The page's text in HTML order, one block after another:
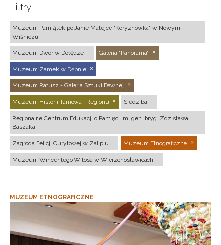
Filtry:
Muzeum Pamiątek po Janie Matejce "Koryznówka" w Nowym
Wiśniczu
Muzeum Dwór w Dołędze Galeria "Panorama"
Muzeum Zamek w Dębnie
Muzeum Ratusz - Galeria Sztuki Dawnej
Muzeum Historii Tarnowa i Regionu Siedziba
Regionalne Centrum Edukacji o Pamięci im. gen. bryg. Zdzisława
Baszaka
Zagroda Felicji Curyłowej w Zalipiu Muzeum Etnograficzne
Muzeum Wincentego Witosa w Wierzchosławicach
MUZEUM ETNOGRAFICZNE